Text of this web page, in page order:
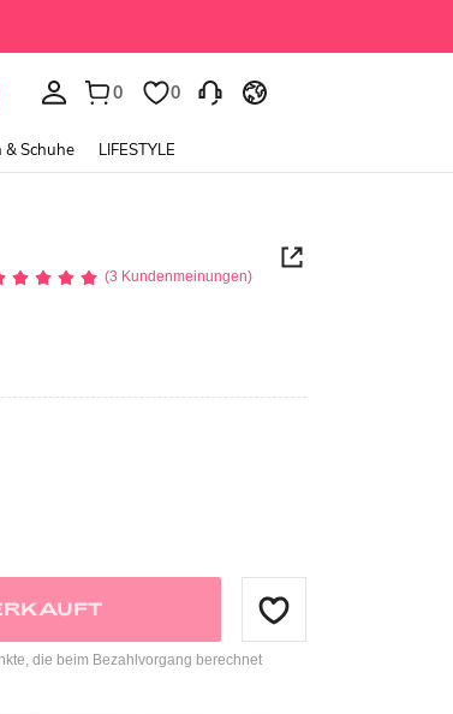
& Schuhe LIFESTYLE
(3 Kundenmeinungen)
die beim Bezahlvorgang berechnet